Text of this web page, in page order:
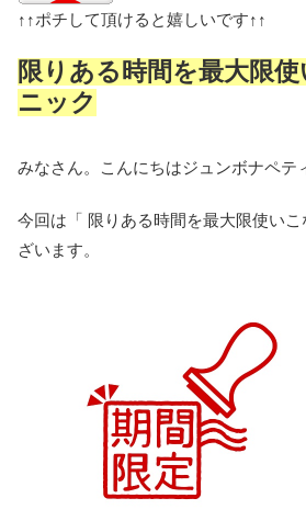
↑↑ポチして頂けると嬉しいです↑↑
限りある時間を最大限
ニック
みなさん。こんにちはジュンボナペテ
今回は「 限りある時間を最大限使い
ざいます。